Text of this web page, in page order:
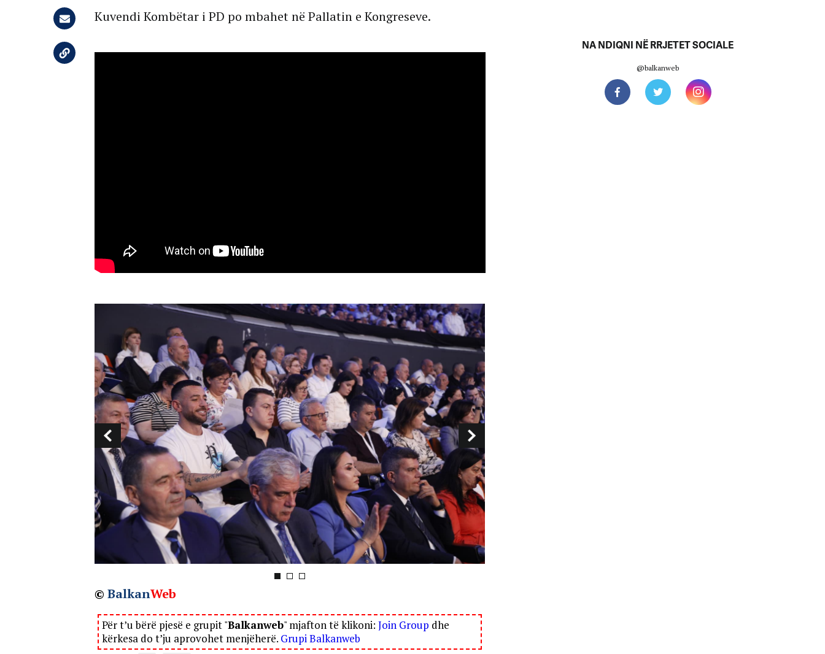
Kuvendi Kombëtar i PD po mbahet në Pallatin e Kongreseve.
© BalkanWeb
Për t’u bërë pjesë e grupit "Balkanweb" mjafton të klikoni: Join Group dhe
kërkesa do t’ju aprovohet menjëherë. Grupi Balkanweb
NA NDIQNI NË RRJETET SOCIALE
@balkanweb